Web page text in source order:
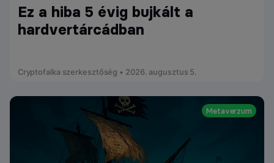
Ez a hiba 5 évig bujkált a
hardvertárcádban
Cryptofalka szerkesztőség • 2026. augusztus 5.
Metaverzum